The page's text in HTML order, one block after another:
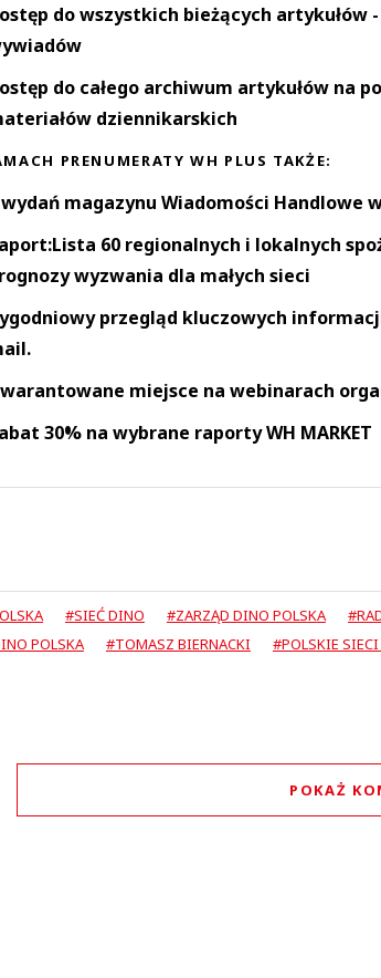
do wszystkich bieżących
do całego archiwum artykułów na
dziennikarskich
PRENUMERATY WH PLUS TAKŻE:
wydań magazynu Wiadomości Handlowe
60 regionalnych i lokalnych
wyzwania dla małych sieci
przegląd kluczowych
miejsce na webinarach
30% na wybrane raporty WH MARKET
#SIEĆ DINO #ZARZĄD DINO POLSKA
POLSKA
#TOMASZ BIERNACKI #POLSKIE
POKAŻ